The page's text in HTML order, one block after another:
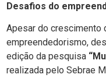
Desafios do
Apesar do crescimento
empreendedorismo,
edição da pesquisa
realizada pelo Sebrae